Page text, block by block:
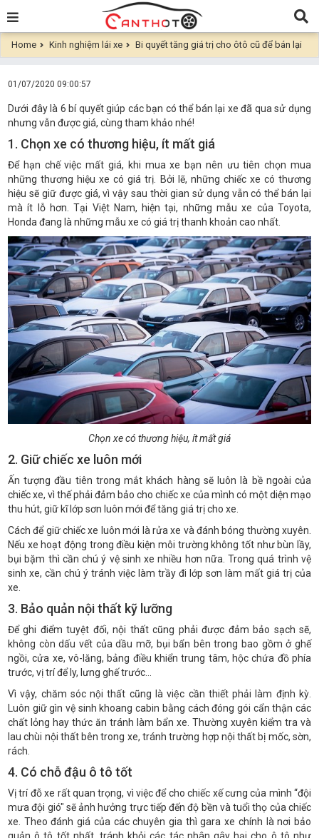
Home Kinh nghiệm lái xe Bi quyết tăng giá trị cho ôtô cũ để bán lại
01/07/2020 09:00:57
Dưới đây là 6 bí quyết giúp các bạn có thể bán lại xe đã qua sử dụng
nhưng vẫn được giá, cùng tham khảo nhé!
1. Chọn xe có thương hiệu, ít mất giá
Để hạn chế việc mất giá, khi mua xe bạn nên ưu tiên chọn mua
những thương hiệu xe có giá trị. Bởi lẽ, những chiếc xe có thương
hiệu sẽ giữ được giá, vì vậy sau thời gian sử dụng vẫn có thể bán lại
mà ít lỗ hơn. Tại Việt Nam, hiện tại, những mẫu xe của Toyota,
Honda đang là những mẫu xe có giá trị thanh khoản cao nhất.
Chọn xe có thương hiệu, ít mất giá
2. Giữ chiếc xe luôn mới
Ấn tượng đầu tiên trong mắt khách hàng sẽ luôn là bề ngoài của
chiếc xe, vì thế phải đảm bảo cho chiếc xe của mình có một diện mạo
thu hút, giữ kĩ lớp sơn luôn mới để tăng giá trị cho xe.
Cách để giữ chiếc xe luôn mới là rửa xe và đánh bóng thường xuyên.
Nếu xe hoạt động trong điều kiện môi trường không tốt như bùn lầy,
bụi bặm thì cần chú ý vệ sinh xe nhiều hơn nữa. Trong quá trình vệ
sinh xe, cần chú ý tránh việc làm trầy đi lớp sơn làm mất giá trị của
xe.
3. Bảo quản nội thất kỹ lưỡng
Để ghi điểm tuyệt đối, nội thất cũng phải được đảm bảo sạch sẽ,
không còn dấu vết của dầu mỡ, bụi bẩn bên trong bao gồm ở ghế
ngồi, cửa xe, vô-lăng, bảng điều khiển trung tâm, hộc chứa đồ phía
trước, vị trí để ly, lưng ghế trước...
Vì vậy, chăm sóc nội thất cũng là việc cần thiết phải làm định kỳ.
Luôn giữ gìn vệ sinh khoang cabin bằng cách đóng gói cẩn thận các
chất lỏng hay thức ăn tránh làm bẩn xe. Thường xuyên kiểm tra và
lau chùi nội thất bên trong xe, tránh trường hợp nội thất bị mốc, sờn,
rách.
4. Có chỗ đậu ô tô tốt
Vị trí đỗ xe rất quan trọng, vì việc để cho chiếc xế cưng của mình “đội
mưa đội gió" sẽ ảnh hưởng trực tiếp đến độ bền và tuổi thọ của chiếc
xe. Theo đánh giá của các chuyên gia thì gara xe chính là nơi bảo